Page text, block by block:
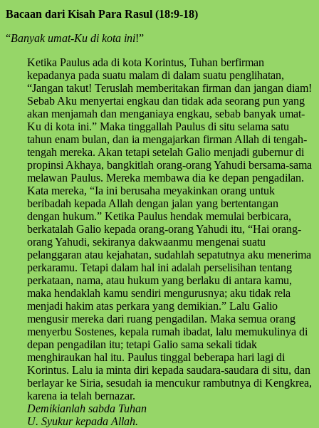
Bacaan dari Kisah Para Rasul (18:9-18)
“Banyak umat-Ku di kota ini!”
Ketika Paulus ada di kota Korintus, Tuhan berfirman
kepadanya pada suatu malam di dalam suatu penglihatan,
“Jangan takut! Teruslah memberitakan firman dan jangan diam!
Sebab Aku menyertai engkau dan tidak ada seorang pun yang
akan menjamah dan menganiaya engkau, sebab banyak umat-
Ku di kota ini.” Maka tinggallah Paulus di situ selama satu
tahun enam bulan, dan ia mengajarkan firman Allah di tengah-
tengah mereka. Akan tetapi setelah Galio menjadi gubernur di
propinsi Akhaya, bangkitlah orang-orang Yahudi bersama-sama
melawan Paulus. Mereka membawa dia ke depan pengadilan.
Kata mereka, “Ia ini berusaha meyakinkan orang untuk
beribadah kepada Allah dengan jalan yang bertentangan
dengan hukum.” Ketika Paulus hendak memulai berbicara,
berkatalah Galio kepada orang-orang Yahudi itu, “Hai orang-
orang Yahudi, sekiranya dakwaanmu mengenai suatu
pelanggaran atau kejahatan, sudahlah sepatutnya aku menerima
perkaramu. Tetapi dalam hal ini adalah perselisihan tentang
perkataan, nama, atau hukum yang berlaku di antara kamu,
maka hendaklah kamu sendiri mengurusnya; aku tidak rela
menjadi hakim atas perkara yang demikian.” Lalu Galio
mengusir mereka dari ruang pengadilan. Maka semua orang
menyerbu Sostenes, kepala rumah ibadat, lalu memukulinya di
depan pengadilan itu; tetapi Galio sama sekali tidak
menghiraukan hal itu. Paulus tinggal beberapa hari lagi di
Korintus. Lalu ia minta diri kepada saudara-saudara di situ, dan
berlayar ke Siria, sesudah ia mencukur rambutnya di Kengkrea,
karena ia telah bernazar.
Demikianlah sabda Tuhan
U. Syukur kepada Allah.